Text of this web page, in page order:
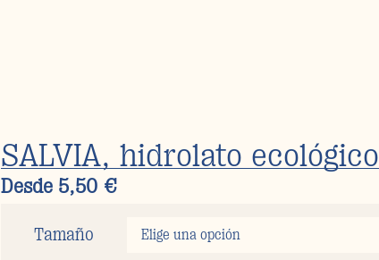
SALVIA, hidrolato ecológico
Desde 5,50 €
Tamaño